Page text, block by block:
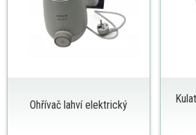
Ohřívač lahví elektrický